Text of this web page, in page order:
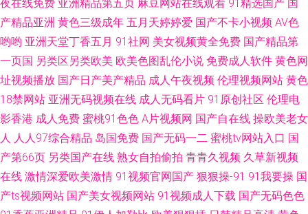
夜在线免费 亚洲精品第五页 麻豆网站在线观看 91精选国产 国
产精品亚洲 黄色三级成年 五月天婷婷爱 国产不卡小视频 AV色
哟哟 亚洲天堂丁香五月 91社网 美女视频黄全免费 国产精品第
一页国 另类区另类欧美 欧美色图乱伦小说 免费成人软件 黄色网
址视频播放 国产日产美产精品 成人午夜视频 伦理视频网站 黄色
18禁网站 亚洲无码视频在线 成人无码看片 91原创社区 伦理电
影香港 成人免费 蜜桃91色色 A片视频网 国产自在线 操欧美老女
人 人人97综合精品 岛国免费 国产无码一二 蜜桃tv网站入口 国
产第66页 另类国产在线 熟女自拍偷拍 青青久视频 久草新视频
在线 激情深爱欧美激情 91视频官网国产 狠狠操-91 91我要操 国
产ts视频网站 国产美女视频网站 91视频成人下载 国产无码色色